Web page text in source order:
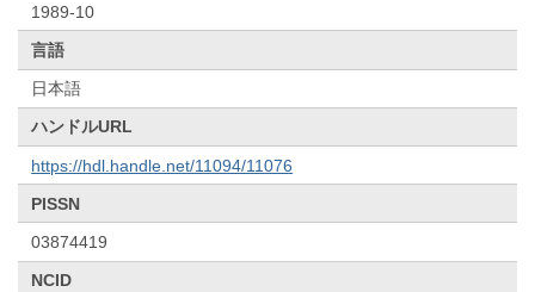
1989-10
言語
日本語
ハンドルURL
https://hdl.handle.net/11094/11076
PISSN
03874419
NCID